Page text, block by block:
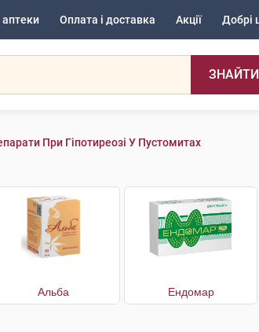
аптеки Оплата і доставка Акції Добрі
ЗНАЙТИ
При Гіпотиреозі У Пустомитах
Альба Ендомар